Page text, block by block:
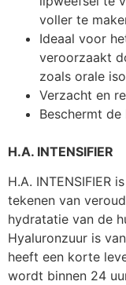
voller te
Ideaal voor
veroorzaakt
zoals orale
Verzacht en
Beschermt
H.A. INTENSIFIER
H.A. INTENSIFIER
tekenen van
hydratatie van de
Hyaluronzuur is
heeft een korte
wordt binnen 24